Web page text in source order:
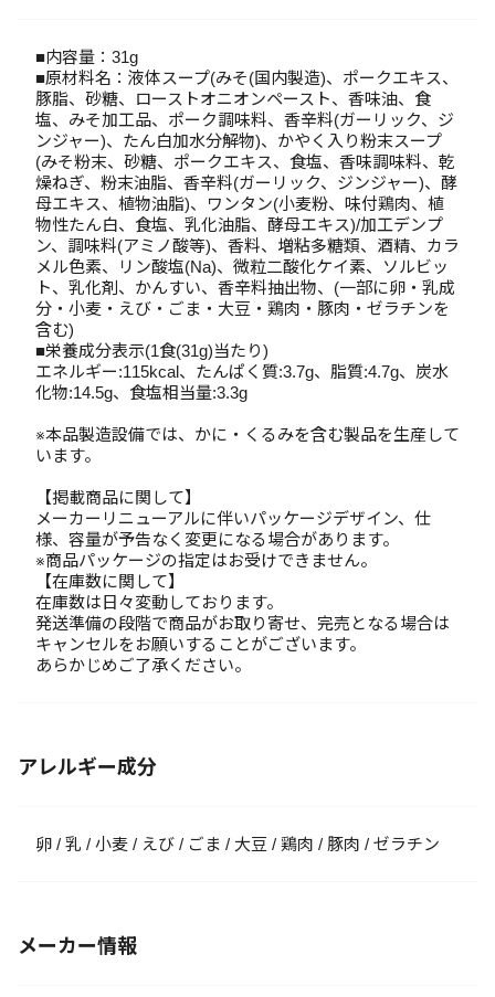
■内容量：31g
■原材料名：液体スープ(みそ(国内製造)、ポークエキス、
豚脂、砂糖、ローストオニオンペースト、香味油、食
塩、みそ加工品、ポーク調味料、香辛料(ガーリック、ジ
ンジャー)、たん白加水分解物)、かやく入り粉末スープ
(みそ粉末、砂糖、ポークエキス、食塩、香味調味料、乾
燥ねぎ、粉末油脂、香辛料(ガーリック、ジンジャー)、酵
母エキス、植物油脂)、ワンタン(小麦粉、味付鶏肉、植
物性たん白、食塩、乳化油脂、酵母エキス)/加工デンプ
ン、調味料(アミノ酸等)、香料、増粘多糖類、酒精、カラ
メル色素、リン酸塩(Na)、微粒二酸化ケイ素、ソルビッ
ト、乳化剤、かんすい、香辛料抽出物、(一部に卵・乳成
分・小麦・えび・ごま・大豆・鶏肉・豚肉・ゼラチンを
含む)
■栄養成分表示(1食(31g)当たり)
エネルギー:115kcal、たんぱく質:3.7g、脂質:4.7g、炭水
化物:14.5g、食塩相当量:3.3g
※本品製造設備では、かに・くるみを含む製品を生産して
います。
【掲載商品に関して】
メーカーリニューアルに伴いパッケージデザイン、仕
様、容量が予告なく変更になる場合があります。
※商品パッケージの指定はお受けできません。
【在庫数に関して】
在庫数は日々変動しております。
発送準備の段階で商品がお取り寄せ、完売となる場合は
キャンセルをお願いすることがございます。
あらかじめご了承ください。
アレルギー成分
卵 / 乳 / 小麦 / えび / ごま / 大豆 / 鶏肉 / 豚肉 / ゼラチン
メーカー情報